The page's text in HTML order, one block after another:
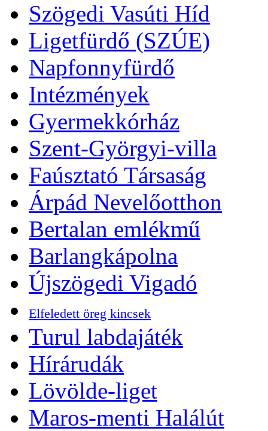
Szögedi Vasúti Híd
Ligetfürdő (SZÚE)
Napfonnyfürdő
Intézmények
Gyermekkórház
Szent-Györgyi-villa
Faúsztató Társaság
Árpád Nevelőotthon
Bertalan emlékmű
Barlangkápolna
Újszögedi Vigadó
Elfeledett öreg kincsek
Turul labdajáték
Hírárudák
Lövölde-liget
Maros-menti Halálút